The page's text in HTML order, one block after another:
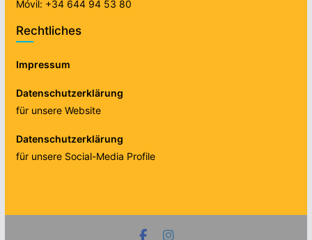
Móvil: +34 644 94 53 80
Rechtliches
Impressum
Datenschutzerklärung
für unsere Website
Datenschutzerklärung
für unsere Social-Media Profile